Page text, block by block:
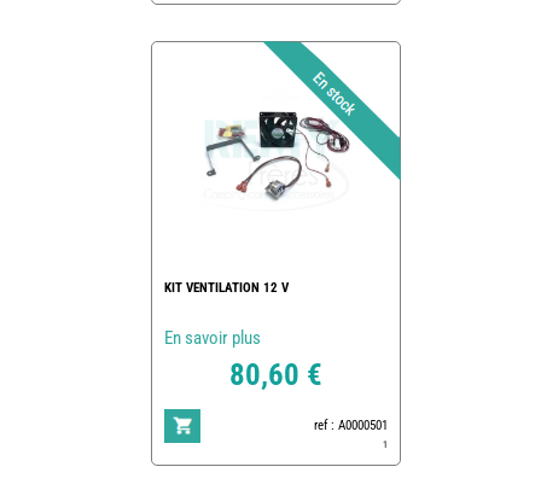
KIT VENTILATION 12 V
En savoir plus
80,60 €
ref : A0000501
1